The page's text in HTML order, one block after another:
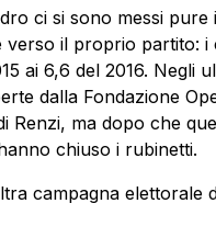
ci si sono messi
verso il proprio partito:
ai 6,6 del 2016. Negli
dalla Fondazione
Renzi, ma dopo che
chiuso i rubinetti.
campagna elettorale